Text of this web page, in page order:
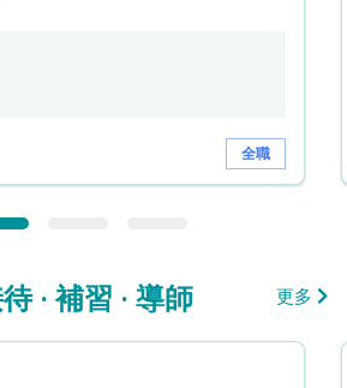
全職
· 補習 · 導師 更多